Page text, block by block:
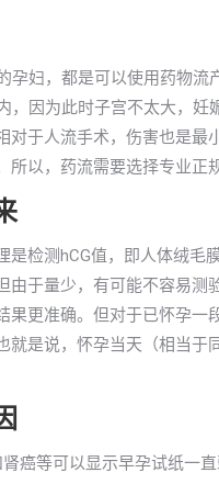
孕妇，都是可以使用药物
，因为此时子宫不太大，
对于人流手术，伤害也是
以，药流需要选择专业正
是检测hCG值，即人体绒
由于量少，有可能不容易
果更准确。但对于已怀孕
就是说，怀孕当天（相当
癌等可以显示早孕试纸一直